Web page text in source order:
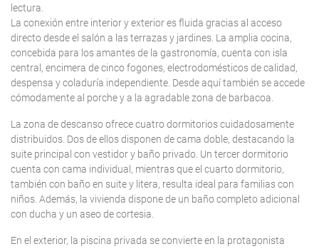
lectura.
La conexión entre interior y exterior es fluida gracias al acceso
directo desde el salón a las terrazas y jardines. La amplia cocina,
concebida para los amantes de la gastronomía, cuenta con isla
central, encimera de cinco fogones, electrodomésticos de calidad,
despensa y coladuría independiente. Desde aquí también se accede
cómodamente al porche y a la agradable zona de barbacoa.
La zona de descanso ofrece cuatro dormitorios cuidadosamente
distribuidos. Dos de ellos disponen de cama doble, destacando la
suite principal con vestidor y baño privado. Un tercer dormitorio
cuenta con cama individual, mientras que el cuarto dormitorio,
también con baño en suite y litera, resulta ideal para familias con
niños. Además, la vivienda dispone de un baño completo adicional
con ducha y un aseo de cortesia.
En el exterior, la piscina privada se convierte en la protagonista